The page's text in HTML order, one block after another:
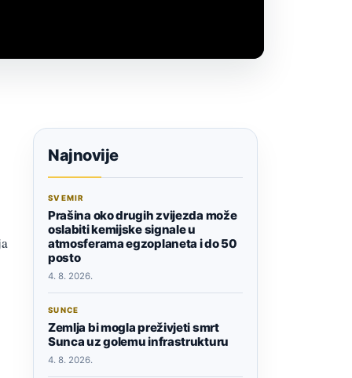
Najnovije
SVEMIR
Prašina oko drugih zvijezda može
oslabiti kemijske signale u
atmosferama egzoplaneta i do 50
posto
4. 8. 2026.
SUNCE
Zemlja bi mogla preživjeti smrt
Sunca uz golemu infrastrukturu
4. 8. 2026.